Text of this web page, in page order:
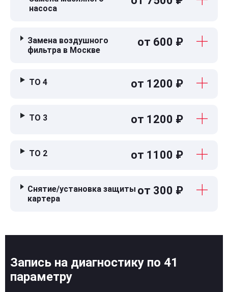
насоса
Замена воздушного
фильтра в Москве
от 600 ₽
ТО 4 от 1200 ₽
ТО 3 от 1200 ₽
ТО 2 от 1100 ₽
Снятие/установка защиты
картера
от 300 ₽
Запись на диагностику по 41
параметру